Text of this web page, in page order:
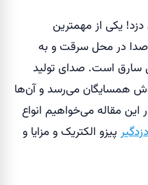
دزد! یکی از مهمترین
صدا در محل سرقت و به
است. صدای تولید
همسایگان می‌رسد و آن‌ها
مقاله می‌خواهیم انواع
پیزو الکتریک و مزایا و